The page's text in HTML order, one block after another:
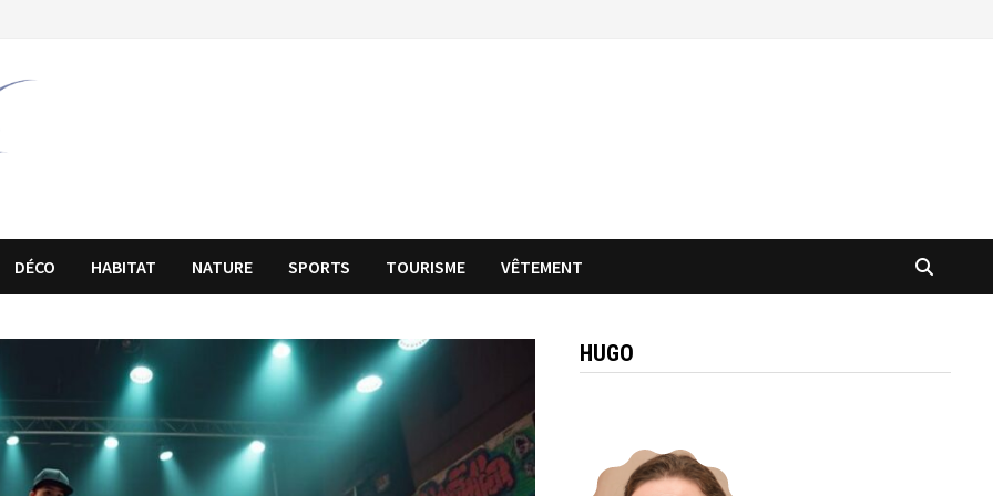
DÉCO HABITAT NATURE SPORTS TOURISME VÊTEMENT
HUGO